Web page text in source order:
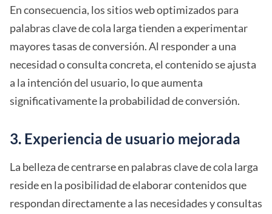
En consecuencia, los sitios web optimizados para
palabras clave de cola larga tienden a experimentar
mayores tasas de conversión. Al responder a una
necesidad o consulta concreta, el contenido se ajusta
a la intención del usuario, lo que aumenta
significativamente la probabilidad de conversión.
3. Experiencia de usuario mejorada
La belleza de centrarse en palabras clave de cola larga
reside en la posibilidad de elaborar contenidos que
respondan directamente a las necesidades y consultas